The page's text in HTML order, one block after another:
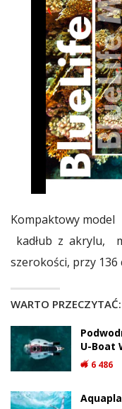
Kompaktowy model
kadłub z akrylu,
szerokości, przy 136
WARTO PRZECZYTAĆ:
U-Boat
6 486